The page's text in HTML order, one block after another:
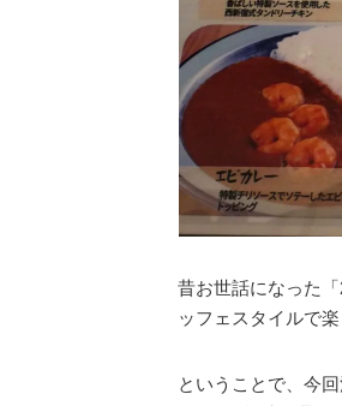
昔お世話になった
ッフェスタイルで
ということで、今